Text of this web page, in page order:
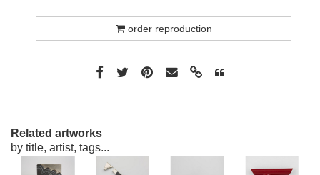
order reproduction
Related artworks
by title, artist, tags...